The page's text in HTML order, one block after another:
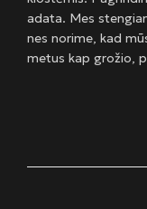
adata. Mes
nes norime, kad
metus kap grožio,